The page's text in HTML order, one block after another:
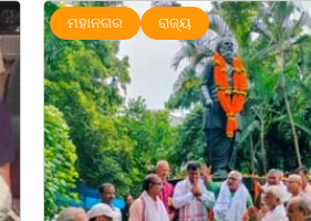
UNCATEGORIZED ମହାନଗର